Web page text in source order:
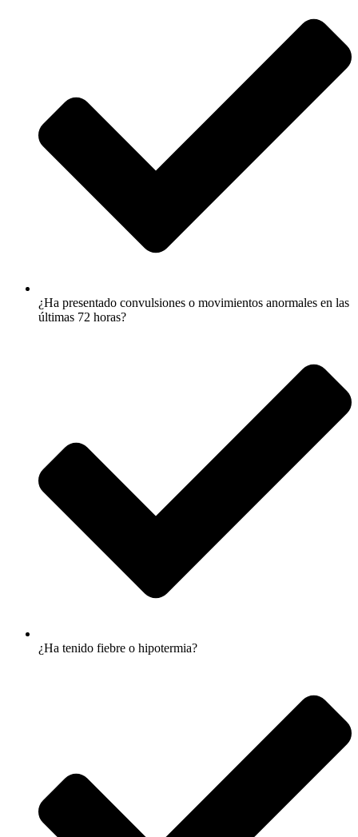
¿Ha presentado convulsiones o movimientos anormales en las
últimas 72 horas?
¿Ha tenido fiebre o hipotermia?